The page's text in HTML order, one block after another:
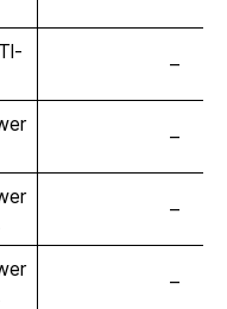
–
–
–
–